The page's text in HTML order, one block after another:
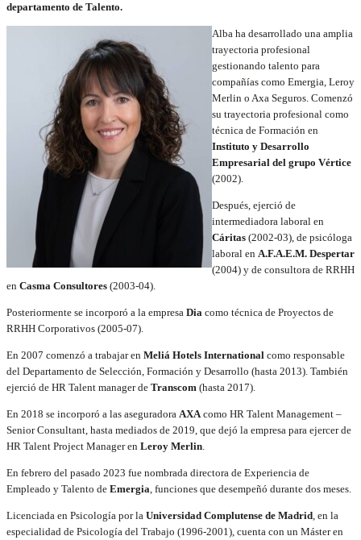
departamento de Talento.
Alba ha desarrollado una amplia
trayectoria profesional
gestionando talento para
compañías como Emergia, Leroy
Merlin o Axa Seguros. Comenzó
su trayectoria profesional como
técnica de Formación en
Instituto y Desarrollo
Empresarial del grupo Vértice
(2002).
Después, ejerció de
intermediadora laboral en
Cáritas (2002-03), de psicóloga
laboral en A.F.A.E.M. Despertar
(2004) y de consultora de RRHH
en Casma Consultores (2003-04).
Posteriormente se incorporó a la empresa Dia como técnica de Proyectos de
RRHH Corporativos (2005-07).
En 2007 comenzó a trabajar en Meliá Hotels International como responsable
del Departamento de Selección, Formación y Desarrollo (hasta 2013). También
ejerció de HR Talent manager de Transcom (hasta 2017).
En 2018 se incorporó a las aseguradora AXAcomo HR Talent Management –
Senior Consultant, hasta mediados de 2019, que dejó la empresa para ejercer de
HR Talent Project Manager en Leroy Merlin.
En febrero del pasado 2023 fue nombrada directora de Experiencia de
Empleado y Talento de Emergia , funciones que desempeñó durante dos meses.
Licenciada en Psicología por la Universidad Complutense de Madrid , en la
especialidad de Psicología del Trabajo (1996-2001), cuenta con un Máster en